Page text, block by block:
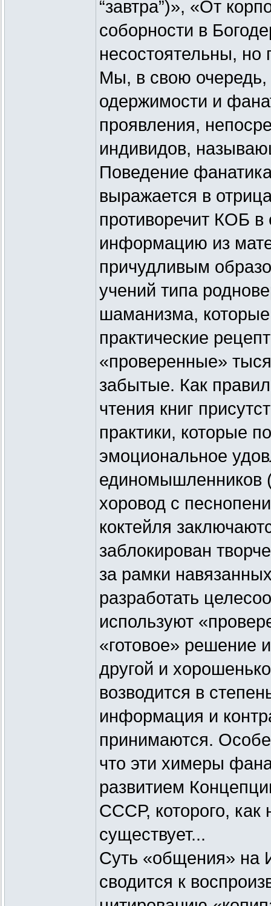
“завтра”)», «От
соборности в
несостоятельны, но
Мы, в свою очередь,
одержимости и
проявления,
индивидов,
Поведение
выражается в
противоречит КОБ
информацию из
причудливым
учений типа
шаманизма,
практические
«проверенные»
забытые. Как
чтения книг
практики, которые
эмоциональное
единомышленников
хоровод с
коктейля
заблокирован
за рамки
разработать
используют
«готовое» решение
другой и
возводится в
информация и
принимаются.
что эти химеры
развитием
СССР, которого, как
существует...
Суть «общения» на
сводится к